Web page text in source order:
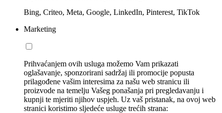
Bing, Criteo, Meta, Google, LinkedIn, Pinterest, TikTok
Marketing
Prihvaćanjem ovih usluga možemo Vam prikazati
oglašavanje, sponzorirani sadržaj ili promocije popusta
prilagođene vašim interesima za našu web stranicu ili
proizvode na temelju Vašeg ponašanja pri pregledavanju i
kupnji te mjeriti njihov uspjeh. Uz vaš pristanak, na ovoj web
stranici koristimo sljedeće usluge trećih strana: